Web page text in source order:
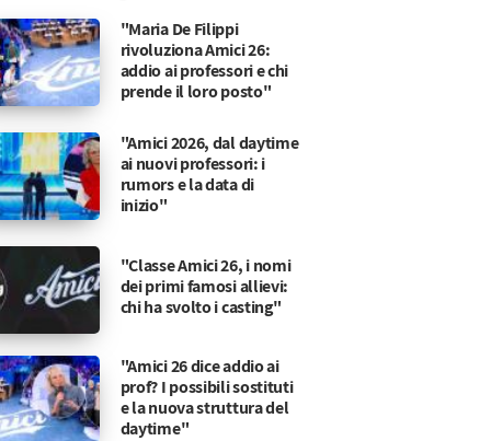
"Maria De Filippi
rivoluziona Amici 26:
addio ai professori e chi
prende il loro posto"
"Amici 2026, dal daytime
ai nuovi professori: i
rumors e la data di
inizio"
"Classe Amici 26, i nomi
dei primi famosi allievi:
chi ha svolto i casting"
"Amici 26 dice addio ai
prof? I possibili sostituti
e la nuova struttura del
daytime"